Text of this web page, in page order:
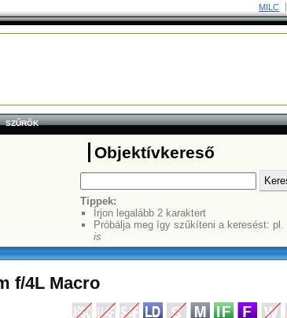
MILC
SZŰRŐK
Objektívkereső
Tippek:
Írjon legalább 2 karaktert
Próbálja meg így szűkíteni a keresést: pl.
is
f/4L Macro